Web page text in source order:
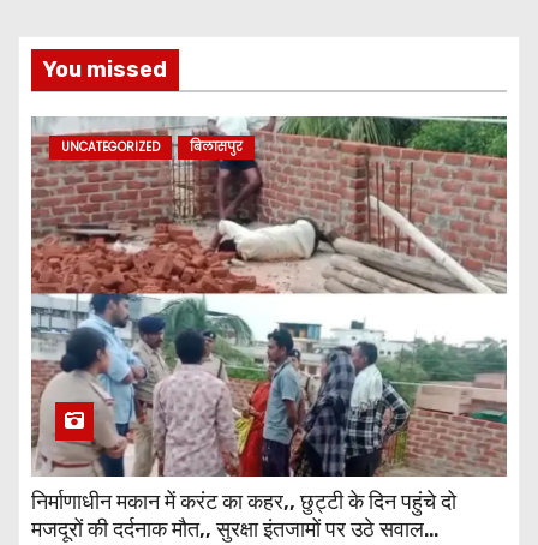
You missed
UNCATEGORIZED बिलासपुर
निर्माणाधीन मकान में करंट का कहर,, छुट्टी के दिन पहुंचे दो
मजदूरों की दर्दनाक मौत,, सुरक्षा इंतजामों पर उठे सवाल…